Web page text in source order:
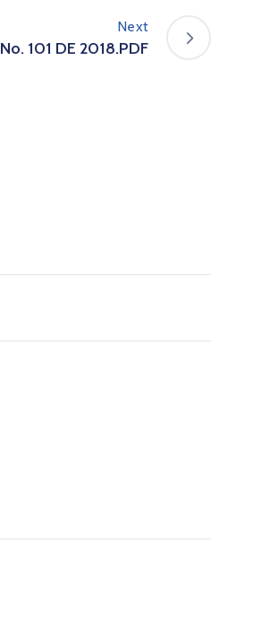
Next
101 DE 2018.PDF